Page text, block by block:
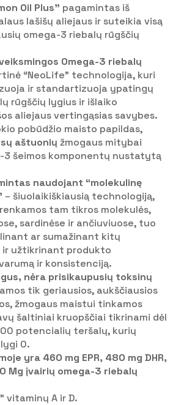
Oil Plus” pagamintas iš
lašišų aliejaus ir suteikia visą
omega-3 riebalų rūgščių
Omega-3 riebalų
“NeoLife” technologija, kuri
ir standartizuoja ypatingų
rūgščių lygius ir išlaiko
aliejaus vertingąsias savybes.
pobūdžio maisto papildas,
aštuonių žmogaus mitybai
3 šeimos komponentų nustatytą
naudojant “molekulinę
– šiuolaikiškiausią technologiją,
tam tikros molekulės,
sardinėse ir ančiuviuose, tuo
ar sumažinant kitų
ir užtikrinant produkto
ir konsistenciją.
nėra prisikaupusių toksinų
tik geriausios, aukščiausios
žmogaus maistui tinkamos
šaltiniai kruopščiai tikrinami dėl
potencialių teršalų, kurių
0.
yra 460 mg EPR, 480 mg DHR,
Mg įvairių omega-3 riebalų
vitaminų A ir D.